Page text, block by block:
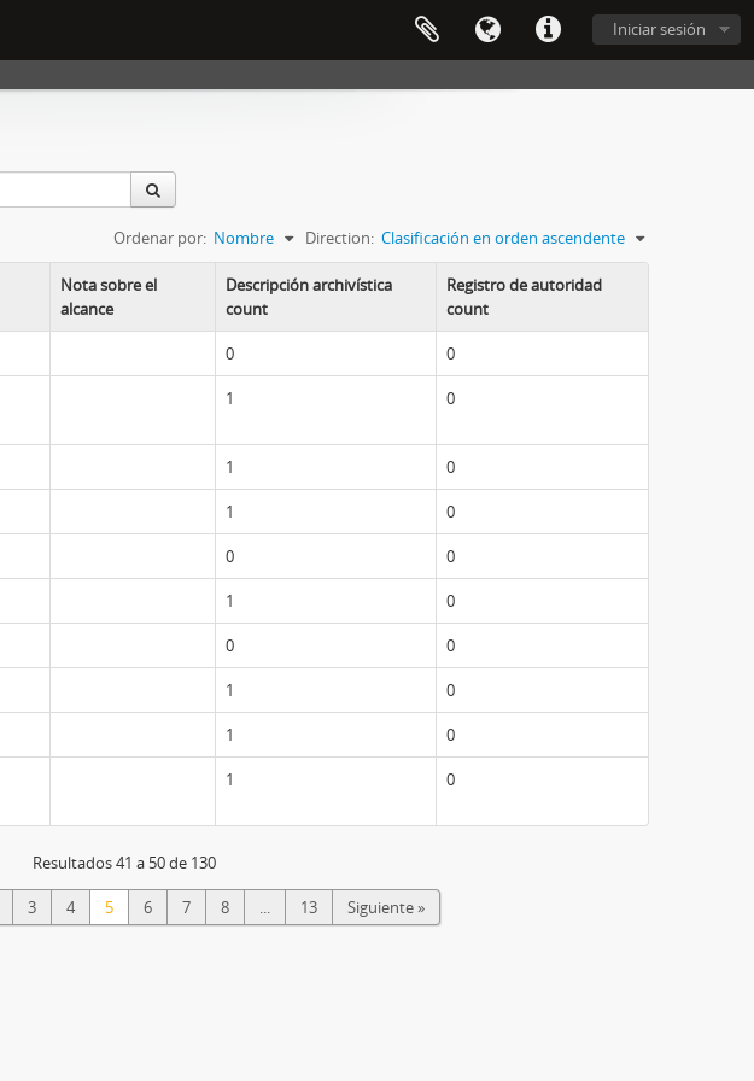
Iniciar sesión
Ordenar por: Nombre Direction: Clasificación en orden ascendente
Nota sobre el
alcance
Descripción archivística
count
Registro de autoridad
count
0 0
1 0
1 0
1 0
0 0
1 0
0 0
1 0
1 0
1 0
Resultados 41 a 50 de 130
3 4 5 6 7 8 ... 13 Siguiente »